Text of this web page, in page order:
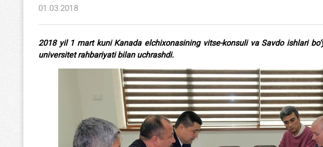
01.03.2018
2018 yil 1 mart kuni Kanada elchixonasining vitse-konsuli va Savdo ishlari
universitet rahbariyati bilan uchrashdi.